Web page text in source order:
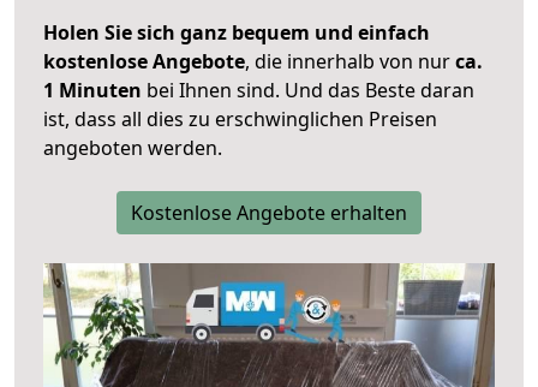
Holen Sie sich ganz bequem und einfach
kostenlose Angebote, die innerhalb von nurca.
1 Minuten bei Ihnen sind. Und das Beste daran
ist, dass all dies zu erschwinglichen Preisen
angeboten werden.
Kostenlose Angebote erhalten